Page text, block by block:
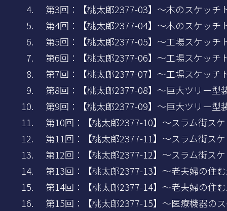
第3回：【桃太郎2377-03】～木のスケッチ
第4回：【桃太郎2377-04】～木のスケッチ
第5回：【桃太郎2377-05】～工場スケッチ
第6回：【桃太郎2377-06】～工場スケッチ
第7回：【桃太郎2377-07】～工場スケッチ
第8回：【桃太郎2377-08】～巨大ツリー型
第9回：【桃太郎2377-09】～巨大ツリー型
第10回：【桃太郎2377-10】～スラム街ス
第11回：【桃太郎2377-11】～スラム街ス
第12回：【桃太郎2377-12】～スラム街ス
第13回：【桃太郎2377-13】～老夫婦の住
第14回：【桃太郎2377-14】～老夫婦の住
第15回：【桃太郎2377-15】～医療機器の